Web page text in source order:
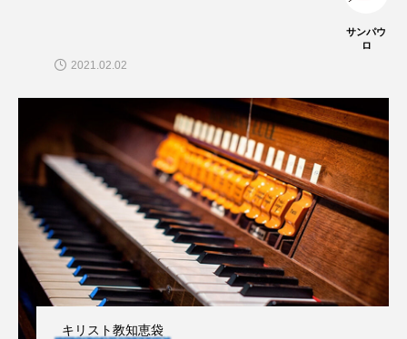
サンパウ
ロ
2021.02.02
キリスト教知恵袋